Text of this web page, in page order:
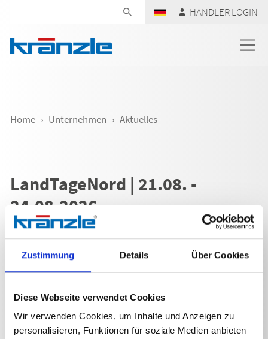
Zustimmung Details Über Cookies
Diese Webseite verwendet Cookies
Wir verwenden Cookies, um Inhalte und Anzeigen zu
personalisieren, Funktionen für soziale Medien anbieten
HÄNDLER LOGIN
Home Unternehmen Aktuelles
LandTageNord | 21.08. -
24.08.2026